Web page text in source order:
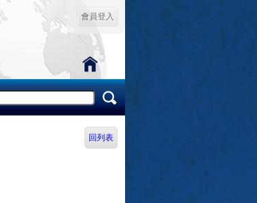
會員登入
回列表